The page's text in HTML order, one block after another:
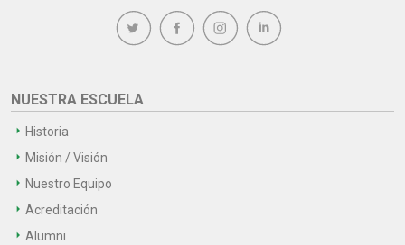
NUESTRA ESCUELA
Historia
Misión / Visión
Nuestro Equipo
Acreditación
Alumni